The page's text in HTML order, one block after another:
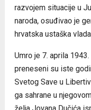
razvojem situacije u
naroda, osuđivao je
hrvatska ustaška
Umro je 7. aprila
preneseni su iste
Svetog Save u
ga sahrane u